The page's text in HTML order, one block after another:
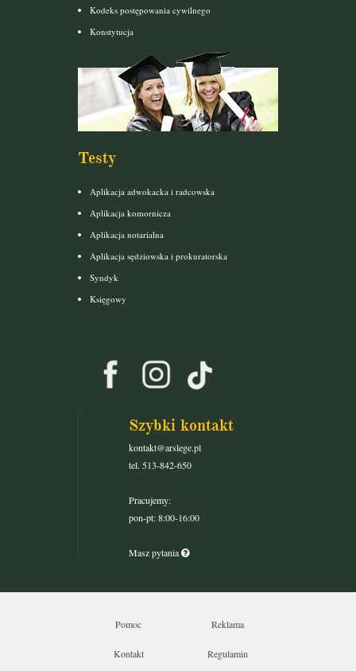
Kodeks postępowania cywilnego
Konstytucja
Testy
Aplikacja adwokacka i radcowska
Aplikacja komornicza
Aplikacja notarialna
Aplikacja sędziowska i prokuratorska
Syndyk
Księgowy
Szybki kontakt
kontakt@arslege.pl
tel. 513-842-650
Pracujemy:
pon-pt: 8:00-16:00
Masz pytania
Pomoc Reklama
Kontakt Regulamin